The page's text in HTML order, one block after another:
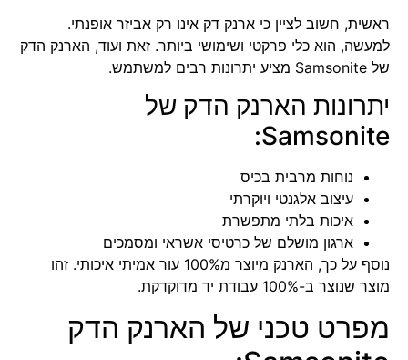
ראשית, חשוב לציין כי ארנק דק אינו רק אביזר אופנתי.
למעשה, הוא כלי פרקטי ושימושי ביותר. זאת ועוד, הארנק הדק
של Samsonite מציע יתרונות רבים למשתמש.
יתרונות הארנק הדק של
Samsonite:
נוחות מרבית בכיס
עיצוב אלגנטי ויוקרתי
איכות בלתי מתפשרת
ארגון מושלם של כרטיסי אשראי ומסמכים
נוסף על כך, הארנק מיוצר מ100% עור אמיתי איכותי
. זהו
מוצר שנוצר ב-100% עבודת יד מדוקדקת.
מפרט טכני של הארנק הדק